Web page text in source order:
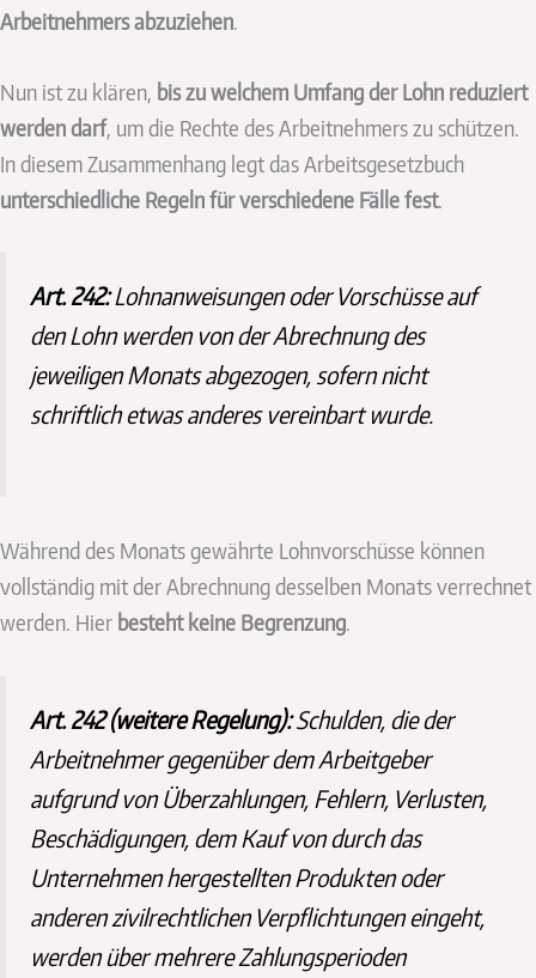
Arbeitnehmers abzuziehen.
Nun ist zu klären, bis zu welchem Umfang der Lohn reduziert
werden darf, um die Rechte des Arbeitnehmers zu schützen.
In diesem Zusammenhang legt das Arbeitsgesetzbuch
unterschiedliche Regeln für verschiedene Fälle fest.
Art. 242:Lohnanweisungen oder Vorschüsse auf
den Lohn werden von der Abrechnung des
jeweiligen Monats abgezogen, sofern nicht
schriftlich etwas anderes vereinbart wurde.
Während des Monats gewährte Lohnvorschüsse können
vollständig mit der Abrechnung desselben Monats verrechnet
werden. Hier besteht keine Begrenzung.
Art. 242 (weitere Regelung):Schulden, die der
Arbeitnehmer gegenüber dem Arbeitgeber
aufgrund von Überzahlungen, Fehlern, Verlusten,
Beschädigungen, dem Kauf von durch das
Unternehmen hergestellten Produkten oder
anderen zivilrechtlichen Verpflichtungen eingeht,
werden über mehrere Zahlungsperioden